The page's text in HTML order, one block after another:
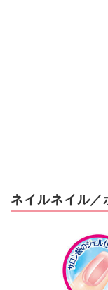
ネイルネイル／